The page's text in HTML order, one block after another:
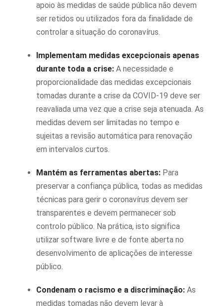
apoio às medidas de saúde pública não devem
ser retidos ou utilizados fora da finalidade de
controlar a situação do coronavírus.
Implementam medidas excepcionais apenas
durante toda a crise: A necessidade e
proporcionalidade das medidas excepcionais
tomadas durante a crise da COVID-19 deve ser
reavaliada uma vez que a crise seja atenuada. As
medidas devem ser limitadas no tempo e
sujeitas a revisão automática para renovação
em intervalos curtos.
Mantém as ferramentas abertas: Para
preservar a confiança pública, todas as medidas
técnicas para gerir o coronavírus devem ser
transparentes e devem permanecer sob
controlo público. Na prática, isto significa
utilizar software livre e de fonte aberta no
desenvolvimento de aplicações de interesse
público.
Condenam o racismo e a discriminação: As
medidas tomadas não devem levar à